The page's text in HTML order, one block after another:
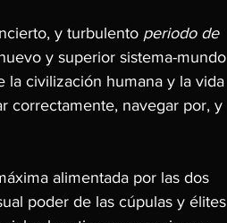
y turbulento periodo de
y superior sistema-mundo
la civilización humana y la vida
correctamente, navegar por, y
alimentada por las dos
poder de las cúpulas y élites